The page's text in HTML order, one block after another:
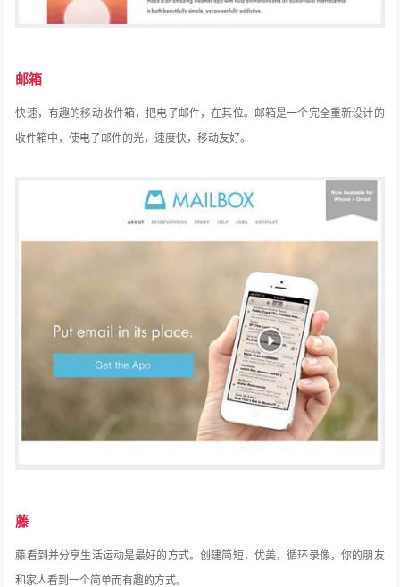
邮箱
快速，有趣的移动收件箱，把电子邮件，在其位。 邮箱是一个完全重新设计的
收件箱中，使电子邮件的光，速度快，移动友好。
藤
藤看到并分享生活运动是最好的方式。创建简短，优美，循环录像，你的朋友
和家人看到一个简单而有趣的方式。